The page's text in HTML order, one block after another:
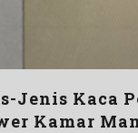
Jenis Kaca
Kamar